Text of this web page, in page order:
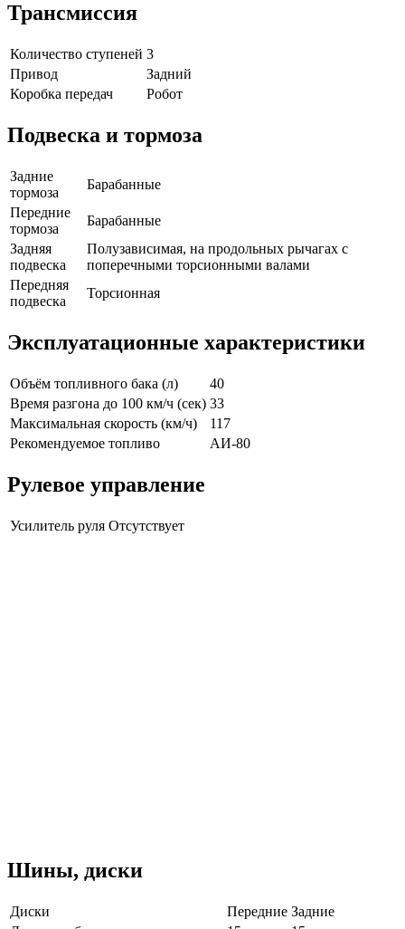
Трансмиссия
Количество ступеней 3
Привод
Задний
Коробка передач
Робот
Подвеска и тормоза
Задние
тормоза
Барабанные
Передние
тормоза
Барабанные
Задняя
подвеска
Полузависимая, на продольных рычагах с
поперечными торсионными валами
Передняя
подвеска
Торсионная
Эксплуатационные характеристики
Объём топливного бака (л)
40
Время разгона до 100 км/ч (сек) 33
Максимальная скорость (км/ч)
117
Рекомендуемое топливо
АИ-80
Рулевое управление
Усилитель руля Отсутствует
Шины, диски
Диски Передние Задние